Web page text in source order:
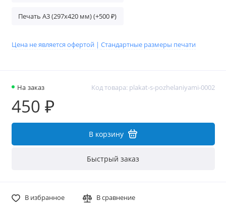
На заказ Код товара: plakat-s-pozhelaniyami-0002
450 ₽
В корзину
Быстрый заказ
В избранное В сравнение
Печать A3 (297х420 мм) (+500 ₽)
Цена не является офертой | Стандартные размеры печати